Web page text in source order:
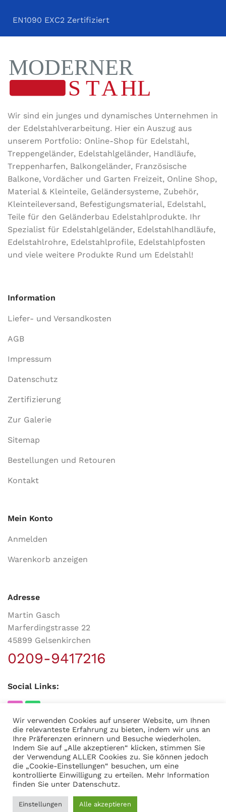
EN1090 EXC2 Zertifiziert
Wir sind ein junges und dynamisches Unternehmen in
der Edel­stahl­ver­arbeitung. Hier ein Auszug aus
unserem Portfolio: Online-Shop für Edelstahl,
Treppengeländer, Edelstahlgeländer, Handläufe,
Treppenharfen, Balkongeländer, Französische
Balkone, Vordächer und Garten Freizeit, Online Shop,
Material & Kleinteile, Geländersysteme, Zubehör,
Kleinteileversand, Befestigungsmaterial, Edelstahl,
Teile für den Geländerbau Edelstahlprodukte. Ihr
Spezialist für Edelstahlgeländer, Edelstahlhandläufe,
Edelstahlrohre, Edelstahlprofile, Edelstahlpfosten
und viele weitere Produkte Rund um Edelstahl!
Information
Liefer- und Versandkosten
AGB
Impressum
Datenschutz
Zertifizierung
Zur Galerie
Sitemap
Bestellungen und Retouren
Kontakt
Mein Konto
Anmelden
Warenkorb anzeigen
Adresse
Martin Gasch
Marferdingstrasse 22
45899 Gelsenkirchen
0209-9417216
Social Links:
MODERNER STAHL ©2026CREATED BYK6 Medien . Webdesign &
E-Commerce aus Dortmund.
Gummieinlage,
0,58
OPTIONEN
Wir verwenden Cookies auf unserer Website, um Ihnen
die relevanteste Erfahrung zu bieten, indem wir uns an
Ihre Präferenzen erinnern und Besuche wiederholen.
Indem Sie auf „Alle akzeptieren“ klicken, stimmen Sie
der Verwendung ALLER Cookies zu. Sie können jedoch
die „Cookie-Einstellungen“ besuchen, um eine
kontrollierte Einwilligung zu erteilen. Mehr Information
finden Sie unter Datenschutz.
Einstellungen Alle akzeptieren